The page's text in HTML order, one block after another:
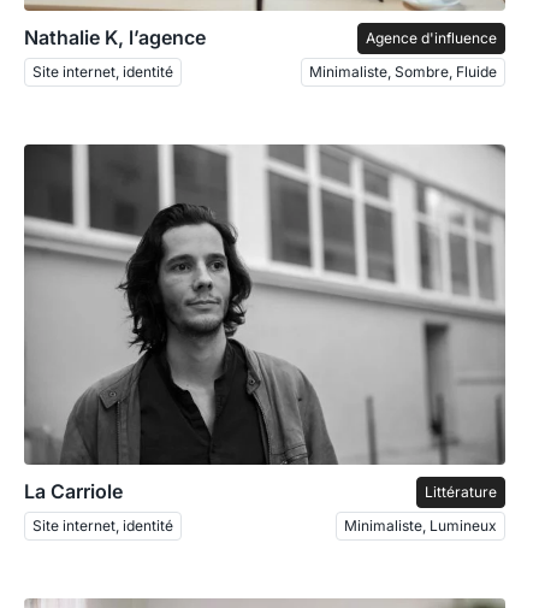
Nathalie K, l’agence
Agence d'influence
Site internet, identité
Minimaliste, Sombre, Fluide
La Carriole
Littérature
Site internet, identité
Minimaliste, Lumineux